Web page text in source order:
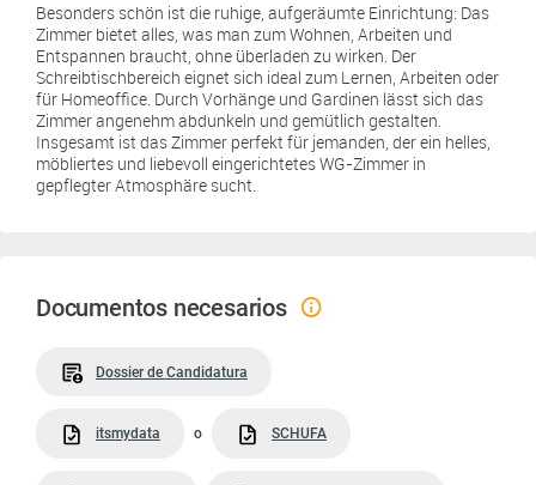
Besonders schön ist die ruhige, aufgeräumte Einrichtung: Das
Zimmer bietet alles, was man zum Wohnen, Arbeiten und
Entspannen braucht, ohne überladen zu wirken. Der
Schreibtischbereich eignet sich ideal zum Lernen, Arbeiten oder
für Homeoffice. Durch Vorhänge und Gardinen lässt sich das
Zimmer angenehm abdunkeln und gemütlich gestalten.
Insgesamt ist das Zimmer perfekt für jemanden, der ein helles,
möbliertes und liebevoll eingerichtetes WG-Zimmer in
gepflegter Atmosphäre sucht.
Documentos necesarios
Dossier de Candidatura
itsmydata o SCHUFA